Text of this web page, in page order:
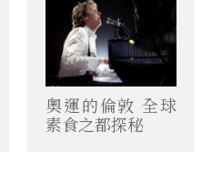
奧運的倫敦 全球
素食之都探秘